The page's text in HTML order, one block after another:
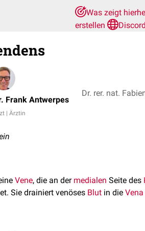
Was zeigt
erstellen
Discord
Frank Antwerpes
| Ärztin
Dr. rer. nat.
Vene, die an der medialen Seite des
Sie drainiert venöses Blut in die